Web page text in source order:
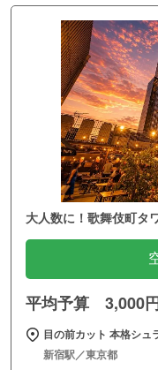
大人数に！歌舞伎町タ
平均予算 3,000
目の前カット 本格シュ
新宿駅／東京都